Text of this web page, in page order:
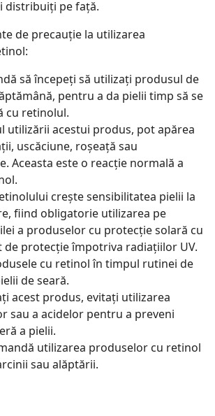
distribuiți pe față.
de precauție la utilizarea
să începeți să utilizați produsul de
pentru a da pielii timp să se
cu retinolul.
utilizării acestui produs, pot apărea
uscăciune, roșeață sau
Aceasta este o reacție normală a
crește sensibilitatea pielii la
fiind obligatorie utilizarea pe
a produselor cu protecție solară cu
de protecție împotriva radiațiilor UV.
cu retinol în timpul rutinei de
de seară.
acest produs, evitați utilizarea
sau a acidelor pentru a preveni
a pielii.
utilizarea produselor cu retinol
sau alăptării.